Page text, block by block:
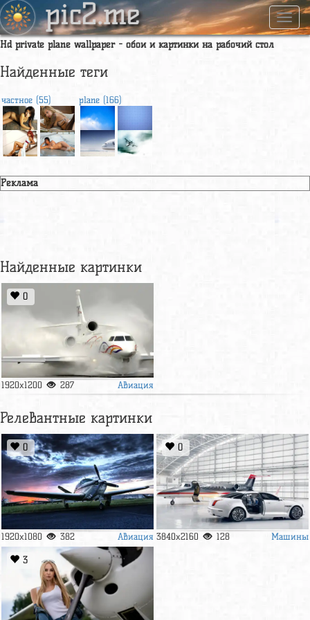
pic2.me
Hd private plane wallpaper - обои и картинки на рабочий стол
Найденные теги
частное (55) plane (166)
Реклама
Найденные картинки
0
1920x1200 287 Авиация
Релевантные картинки
0
1920x1080 382 Авиация
0
3840x2160 128 Машины
3